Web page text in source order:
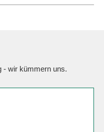
- wir kümmern uns.